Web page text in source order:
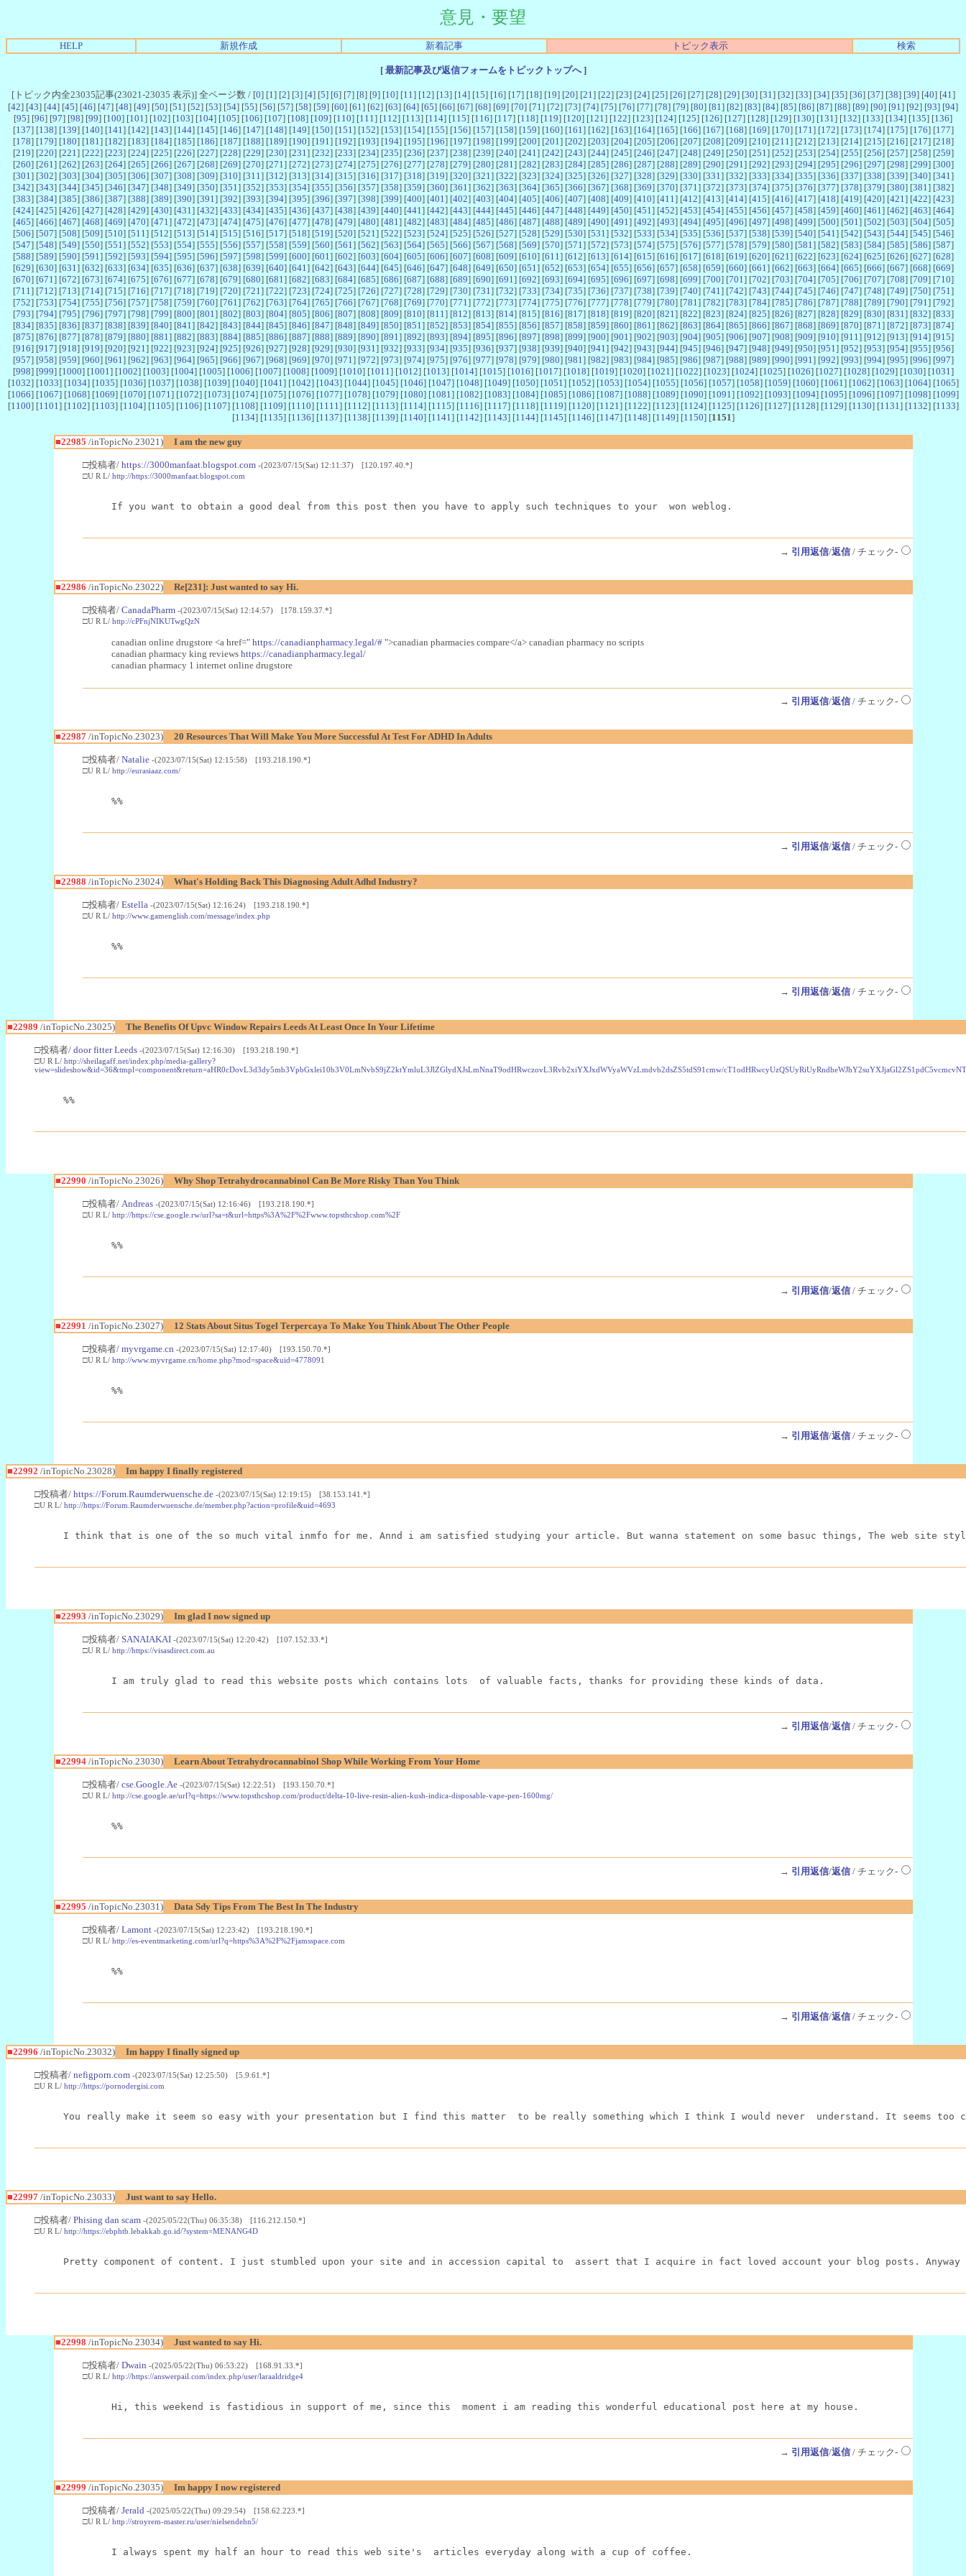
意見・要望
HELP 新規作成 新着記事 トピック表示 検索
[最新記事及び返信フォームをトピックトップへ]
[トピック内全23035記事(23021-23035 表示)] 全ページ数 / [0] [1 ] [2] [3] [4] [5] [6] [7] [8] [9] [10] [11 ] [12] [13] [14] [15] [16] [17] [18] [19] [20] [21 ] [22] [23] [24] [25] [26] [27] [28] [29] [30] [31 ] [32] [33] [34] [35] [36] [37] [38] [39] [40] [41 ]
[42] [43] [44] [45] [46] [47] [48] [49] [50] [51 ] [52] [53] [54] [55] [56] [57] [58] [59] [60] [61 ] [62] [63] [64] [65] [66] [67] [68] [69] [70] [71 ] [72] [73] [74] [75] [76] [77] [78] [79] [80] [81 ] [82] [83] [84] [85] [86] [87] [88] [89] [90] [91 ] [92] [93] [94]
[95] [96] [97] [98] [99] [100] [101 ] [102] [103] [104] [105] [106] [107] [108] [109] [110] [111 ] [112] [113] [114] [115] [116] [117] [118] [119] [120] [121 ] [122] [123] [124] [125] [126] [127] [128] [129] [130] [131 ] [132] [133] [134] [135] [136]
[137] [138] [139] [140] [141 ] [142] [143] [144] [145] [146] [147] [148] [149] [150] [151 ] [152] [153] [154] [155] [156] [157] [158] [159] [160] [161 ] [162] [163] [164] [165] [166] [167] [168] [169] [170] [171 ] [172] [173] [174] [175] [176] [177]
[178] [179] [180] [181 ] [182] [183] [184] [185] [186] [187] [188] [189] [190] [191 ] [192] [193] [194] [195] [196] [197] [198] [199] [200] [201 ] [202] [203] [204] [205] [206] [207] [208] [209] [210] [211 ] [212] [213] [214] [215] [216] [217] [218]
[219] [220] [221 ] [222] [223] [224] [225] [226] [227] [228] [229] [230] [231 ] [232] [233] [234] [235] [236] [237] [238] [239] [240] [241 ] [242] [243] [244] [245] [246] [247] [248] [249] [250] [251 ] [252] [253] [254] [255] [256] [257] [258] [259]
[260] [261 ] [262] [263] [264] [265] [266] [267] [268] [269] [270] [271 ] [272] [273] [274] [275] [276] [277] [278] [279] [280] [281 ] [282] [283] [284] [285] [286] [287] [288] [289] [290] [291 ] [292] [293] [294] [295] [296] [297] [298] [299] [300]
[301 ] [302] [303] [304] [305] [306] [307] [308] [309] [310] [311 ] [312] [313] [314] [315] [316] [317] [318] [319] [320] [321 ] [322] [323] [324] [325] [326] [327] [328] [329] [330] [331 ] [332] [333] [334] [335] [336] [337] [338] [339] [340] [341 ]
[342] [343] [344] [345] [346] [347] [348] [349] [350] [351 ] [352] [353] [354] [355] [356] [357] [358] [359] [360] [361 ] [362] [363] [364] [365] [366] [367] [368] [369] [370] [371 ] [372] [373] [374] [375] [376] [377] [378] [379] [380] [381 ] [382]
[383] [384] [385] [386] [387] [388] [389] [390] [391 ] [392] [393] [394] [395] [396] [397] [398] [399] [400] [401 ] [402] [403] [404] [405] [406] [407] [408] [409] [410] [411 ] [412] [413] [414] [415] [416] [417] [418] [419] [420] [421 ] [422] [423]
[424] [425] [426] [427] [428] [429] [430] [431 ] [432] [433] [434] [435] [436] [437] [438] [439] [440] [441 ] [442] [443] [444] [445] [446] [447] [448] [449] [450] [451 ] [452] [453] [454] [455] [456] [457] [458] [459] [460] [461 ] [462] [463] [464]
[465] [466] [467] [468] [469] [470] [471 ] [472] [473] [474] [475] [476] [477] [478] [479] [480] [481 ] [482] [483] [484] [485] [486] [487] [488] [489] [490] [491 ] [492] [493] [494] [495] [496] [497] [498] [499] [500] [501 ] [502] [503] [504] [505]
[506] [507] [508] [509] [510] [511 ] [512] [513] [514] [515] [516] [517] [518] [519] [520] [521 ] [522] [523] [524] [525] [526] [527] [528] [529] [530] [531 ] [532] [533] [534] [535] [536] [537] [538] [539] [540] [541 ] [542] [543] [544] [545] [546]
[547] [548] [549] [550] [551 ] [552] [553] [554] [555] [556] [557] [558] [559] [560] [561 ] [562] [563] [564] [565] [566] [567] [568] [569] [570] [571 ] [572] [573] [574] [575] [576] [577] [578] [579] [580] [581 ] [582] [583] [584] [585] [586] [587]
[588] [589] [590] [591 ] [592] [593] [594] [595] [596] [597] [598] [599] [600] [601 ] [602] [603] [604] [605] [606] [607] [608] [609] [610] [611 ] [612] [613] [614] [615] [616] [617] [618] [619] [620] [621 ] [622] [623] [624] [625] [626] [627] [628]
[629] [630] [631 ] [632] [633] [634] [635] [636] [637] [638] [639] [640] [641 ] [642] [643] [644] [645] [646] [647] [648] [649] [650] [651 ] [652] [653] [654] [655] [656] [657] [658] [659] [660] [661 ] [662] [663] [664] [665] [666] [667] [668] [669]
[670] [671 ] [672] [673] [674] [675] [676] [677] [678] [679] [680] [681 ] [682] [683] [684] [685] [686] [687] [688] [689] [690] [691 ] [692] [693] [694] [695] [696] [697] [698] [699] [700] [701 ] [702] [703] [704] [705] [706] [707] [708] [709] [710]
[711 ] [712] [713] [714] [715] [716] [717] [718] [719] [720] [721 ] [722] [723] [724] [725] [726] [727] [728] [729] [730] [731 ] [732] [733] [734] [735] [736] [737] [738] [739] [740] [741 ] [742] [743] [744] [745] [746] [747] [748] [749] [750] [751 ]
[752] [753] [754] [755] [756] [757] [758] [759] [760] [761 ] [762] [763] [764] [765] [766] [767] [768] [769] [770] [771 ] [772] [773] [774] [775] [776] [777] [778] [779] [780] [781 ] [782] [783] [784] [785] [786] [787] [788] [789] [790] [791 ] [792]
[793] [794] [795] [796] [797] [798] [799] [800] [801 ] [802] [803] [804] [805] [806] [807] [808] [809] [810] [811 ] [812] [813] [814] [815] [816] [817] [818] [819] [820] [821 ] [822] [823] [824] [825] [826] [827] [828] [829] [830] [831 ] [832] [833]
[834] [835] [836] [837] [838] [839] [840] [841 ] [842] [843] [844] [845] [846] [847] [848] [849] [850] [851 ] [852] [853] [854] [855] [856] [857] [858] [859] [860] [861 ] [862] [863] [864] [865] [866] [867] [868] [869] [870] [871 ] [872] [873] [874]
[875] [876] [877] [878] [879] [880] [881 ] [882] [883] [884] [885] [886] [887] [888] [889] [890] [891 ] [892] [893] [894] [895] [896] [897] [898] [899] [900] [901 ] [902] [903] [904] [905] [906] [907] [908] [909] [910] [911 ] [912] [913] [914] [915]
[916] [917] [918] [919] [920] [921 ] [922] [923] [924] [925] [926] [927] [928] [929] [930] [931 ] [932] [933] [934] [935] [936] [937] [938] [939] [940] [941 ] [942] [943] [944] [945] [946] [947] [948] [949] [950] [951 ] [952] [953] [954] [955] [956]
[957] [958] [959] [960] [961 ] [962] [963] [964] [965] [966] [967] [968] [969] [970] [971 ] [972] [973] [974] [975] [976] [977] [978] [979] [980] [981 ] [982] [983] [984] [985] [986] [987] [988] [989] [990] [991 ] [992] [993] [994] [995] [996] [997]
[998] [999] [1000] [1001 ] [1002] [1003] [1004] [1005] [1006] [1007] [1008] [1009] [1010] [1011 ] [1012] [1013] [1014] [1015] [1016] [1017] [1018] [1019] [1020] [1021 ] [1022] [1023] [1024] [1025] [1026] [1027] [1028] [1029] [1030] [1031 ]
[1032] [1033] [1034] [1035] [1036] [1037] [1038] [1039] [1040] [1041 ] [1042] [1043] [1044] [1045] [1046] [1047] [1048] [1049] [1050] [1051 ] [1052] [1053] [1054] [1055] [1056] [1057] [1058] [1059] [1060] [1061 ] [1062] [1063] [1064] [1065]
[1066] [1067] [1068] [1069] [1070] [1071 ] [1072] [1073] [1074] [1075] [1076] [1077] [1078] [1079] [1080] [1081 ] [1082] [1083] [1084] [1085] [1086] [1087] [1088] [1089] [1090] [1091 ] [1092] [1093] [1094] [1095] [1096] [1097] [1098] [1099]
[1100] [1101 ] [1102] [1103] [1104] [1105] [1106] [1107] [1108] [1109] [1110] [1111 ] [1112] [1113] [1114] [1115] [1116] [1117] [1118] [1119] [1120] [1121 ] [1122] [1123] [1124] [1125] [1126] [1127] [1128] [1129] [1130] [1131 ] [1132] [1133]
[1134] [1135] [1136] [1137] [1138] [1139] [1140] [1141 ] [1142] [1143] [1144] [1145] [1146] [1147] [1148] [1149] [1150] [1151]
■22985 /inTopicNo.23021) I am the new guy
□投稿者/ https://3000manfaat.blogspot.com -(2023/07/15(Sat) 12:11:37) [120.197.40.*]
□U R L/ http://https://3000manfaat.blogspot.com
If you want to obtain a good deal from this post then you have to apply such techniques to your  won weblog.
→ 引用返信/返信/ チェック-
■22986 /inTopicNo.23022) Re[231]: Just wanted to say Hi.
□投稿者/ CanadaPharm -(2023/07/15(Sat) 12:14:57) [178.159.37.*]
□U R L/ http://cPFnjNIKUTwgQzN
canadian online drugstore <a href=" https://canadianpharmacy.legal/#">canadian pharmacies compare</a> canadian pharmacy no scripts
canadian pharmacy king reviews https://canadianpharmacy.legal/
canadian pharmacy 1 internet online drugstore
→ 引用返信/返信/ チェック-
■22987/inTopicNo.23023) 20 Resources That Will Make You More Successful At Test For ADHD In Adults
□投稿者/ Natalie -(2023/07/15(Sat) 12:15:58) [193.218.190.*]
□U R L/ http://eurasiaaz.com/
%%
→ 引用返信/返信/ チェック-
■22988 /inTopicNo.23024) What's Holding Back This Diagnosing Adult Adhd Industry?
□投稿者/ Estella -(2023/07/15(Sat) 12:16:24) [193.218.190.*]
□U R L/ http://www.gamenglish.com/message/index.php
%%
→ 引用返信/返信/ チェック-
■22989 /inTopicNo.23025) The Benefits Of Upvc Window Repairs Leeds At Least Once In Your Lifetime
□投稿者/ door fitter Leeds -(2023/07/15(Sat) 12:16:30) [193.218.190.*]
□U R L/ http://sheilagaff.net/index.php/media-gallery?
view=slideshow&id=36&tmpl=component&return=aHR0cDovL3d3dy5mb3VpbGxlei10b3V0LmNvbS9jZ2ktYmluL3JlZGlydXJsLmNnaT9odHRwczovL3Rvb2xiYXJxdWVyaWVzLmdvb2dsZS5tdS91cmw/
%%
■22990 /inTopicNo.23026) Why Shop Tetrahydrocannabinol Can Be More Risky Than You Think
□投稿者/ Andreas -(2023/07/15(Sat) 12:16:46) [193.218.190.*]
□U R L/ http://https://cse.google.rw/url?sa=t&url=https%3A%2F%2Fwww.topsthcshop.com%2F
%%
→ 引用返信/返信/ チェック-
■22991 /inTopicNo.23027) 12 Stats About Situs Togel Terpercaya To Make You Think About The Other People
□投稿者/ myvrgame.cn -(2023/07/15(Sat) 12:17:40) [193.150.70.*]
□U R L/ http://www.myvrgame.cn/home.php?mod=space&uid=4778091
%%
→ 引用返信/返信/ チェック-
■22992 /inTopicNo.23028) Im happy I finally registered
□投稿者/ https://Forum.Raumderwuensche.de -(2023/07/15(Sat) 12:19:15) [38.153.141.*]
□U R L/ http://https://Forum.Raumderwuensche.de/member.php?action=profile&uid=4693
I think that is one of the so much vital inmfo for me. Annd i am satisfied studying your article. But wanna statement on some basuc things, The web
■22993 /inTopicNo.23029) Im glad I now signed up
□投稿者/ SANAIAKAI -(2023/07/15(Sat) 12:20:42) [107.152.33.*]
□U R L/ http://https://visasdirect.com.au
I am truly glad to read this website posts which contains lots  of valuable facts, thanks for providing these kinds of data.
→ 引用返信/返信/ チェック-
■22994/inTopicNo.23030) Learn About Tetrahydrocannabinol Shop While Working From Your Home
□投稿者/ cse.Google.Ae -(2023/07/15(Sat) 12:22:51) [193.150.70.*]
□U R L/ http://cse.google.ae/url?q=https://www.topsthcshop.com/product/delta-10-live-resin-alien-kush-indica-disposable-vape-pen-1600mg/
%%
→ 引用返信/返信/ チェック-
■22995 /inTopicNo.23031) Data Sdy Tips From The Best In The Industry
□投稿者/ Lamont -(2023/07/15(Sat) 12:23:42) [193.218.190.*]
□U R L/ http://es-eventmarketing.com/url?q=https%3A%2F%2Fjamsspace.com
%%
→ 引用返信/返信/ チェック-
■22996 /inTopicNo.23032) Im happy I finally signed up
□投稿者/ nefigporn.com -(2023/07/15(Sat) 12:25:50) [5.9.61.*]
□U R L/ http://https://pornodergisi.com
You really make it seem so easy with your presentation but I find this matter  to be really something which I think I would never  understand. It seems
■22997 /inTopicNo.23033) Just want to say Hello.
□投稿者/ Phising dan scam -(2025/05/22(Thu) 06:35:38) [116.212.150.*]
□U R L/ http://https://ebphtb.lebakkab.go.id/?system=MENANG4D
Pretty component of content. I just stumbled upon your site and in accession capital to  assert that I acquire in fact loved account your blog posts.
■22998 /inTopicNo.23034) Just wanted to say Hi.
□投稿者/ Dwain -(2025/05/22(Thu) 06:53:22) [168.91.33.*]
□U R L/ http://https://answerpail.com/index.php/user/laraaldridge4
Hi, this weekend is fastidious in support of me, since this  moment i am reading this wonderful educational post here at my house.
→ 引用返信/返信/ チェック-
■22999 /inTopicNo.23035) Im happy I now registered
□投稿者/ Jerald -(2025/05/22(Thu) 09:29:54) [158.62.223.*]
□U R L/ http://stroyrem-master.ru/user/nielsendehn5/
I always spent my half an hour to read this web site's  articles everyday along with a cup of coffee.